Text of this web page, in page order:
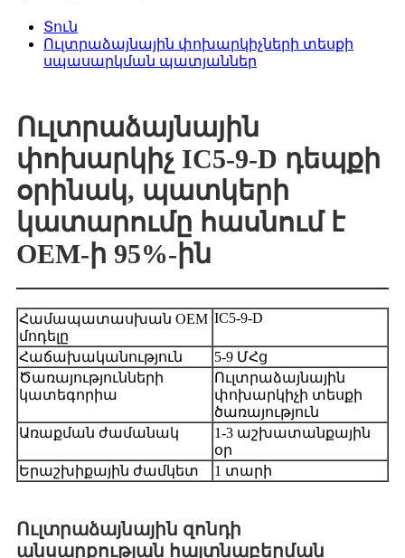
Տուն
Ուլտրաձայնային փոխարկիչների տեսքի
սպասարկման պատյաններ
Ուլտրաձայնային
փոխարկիչ IC5-9-D դեպքի
օրինակ, պատկերի
կատարումը հասնում է
OEM-ի 95%-ին
Համապատասխան OEM
մոդելը
IC5-9-D
Հաճախականություն
5-9 ՄՀց
Ծառայությունների
կատեգորիա
Ուլտրաձայնային
փոխարկիչի տեսքի
ծառայություն
Առաքման ժամանակ
1-3 աշխատանքային
օր
Երաշխիքային ժամկետ
1 տարի
Ուլտրաձայնային զոնդի
անսարքության հայտնաբերման